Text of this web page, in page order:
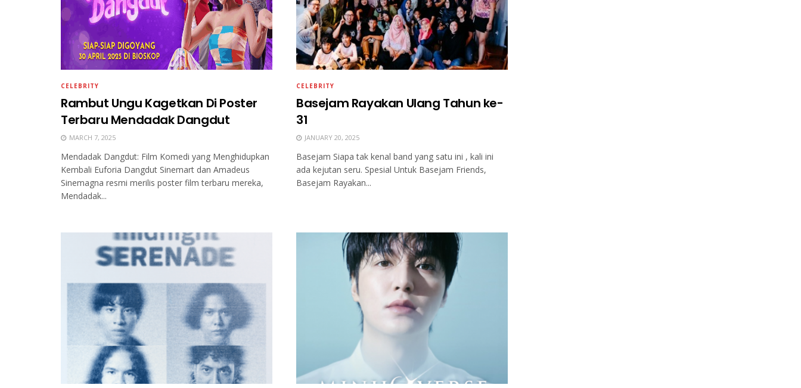
CELEBRITY
Rambut Ungu Kagetkan Di Poster
Terbaru Mendadak Dangdut
MARCH 7, 2025
Mendadak Dangdut: Film Komedi yang Menghidupkan
Kembali Euforia Dangdut Sinemart dan Amadeus
Sinemagna resmi merilis poster film terbaru mereka,
Mendadak...
CELEBRITY
Basejam Rayakan Ulang Tahun ke-
31
JANUARY 20, 2025
Basejam Siapa tak kenal band yang satu ini , kali ini
ada kejutan seru. Spesial Untuk Basejam Friends,
Basejam Rayakan...